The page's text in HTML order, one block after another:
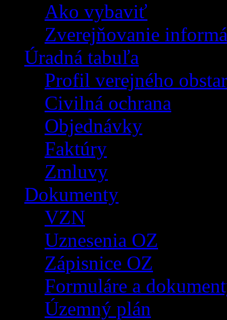
Ako vybaviť
Zverejňovanie
Úradná tabuľa
Profil verejného
Civilná ochrana
Objednávky
Faktúry
Zmluvy
Dokumenty
VZN
Uznesenia OZ
Zápisnice OZ
Formuláre a
Územný plán